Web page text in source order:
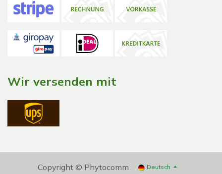
Wir versenden mit
Copyright © Phytocomm Deutsch